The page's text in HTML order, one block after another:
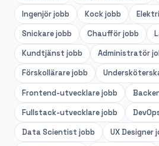
Ingenjörjobb Kockjobb
Snickarejobb Chaufförjobb
Kundtjänst jobb Administratör
Förskollärarejobb
Frontend-utvecklarejobb
Fullstack-utvecklarejobb
Data Scientist jobb UX Designer